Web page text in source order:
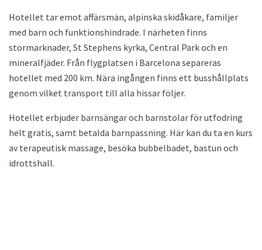
Hotellet tar emot affärsmän, alpinska skidåkare, familjer
med barn och funktionshindrade. I närheten finns
stormarknader, St Stephens kyrka, Central Park och en
mineralfjäder. Från flygplatsen i Barcelona separeras
hotellet med 200 km. Nära ingången finns ett busshållplats
genom vilket transport till alla hissar följer.
Hotellet erbjuder barnsängar och barnstolar för utfodring
helt gratis, samt betalda barnpassning. Här kan du ta en kurs
av terapeutisk massage, besöka bubbelbadet, bastun och
idrottshall.